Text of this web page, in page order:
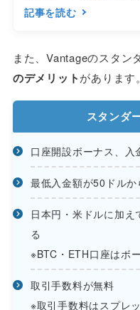
記事を読む
また、Vantageのスタン
のデメリットがあります。
スタンダ
口座開設ボーナス、入
最低入金額が50ドルか
日本円・米ドルに加
る
※BTC・ETH口座はボ
取引手数料が無料
※取引手数料はスプレ